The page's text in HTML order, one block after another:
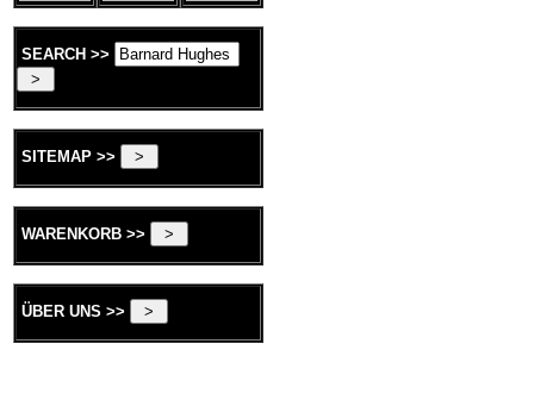
SEARCH >>
SITEMAP >>
WARENKORB >>
ÜBER UNS >>